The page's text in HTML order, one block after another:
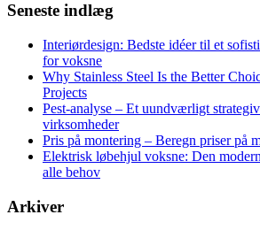
Seneste indlæg
Interiørdesign: Bedste idéer til et
for voksne
Why Stainless Steel Is the Better
Projects
Pest-analyse – Et uundværligt
virksomheder
Pris på montering – Beregn priser på
Elektrisk løbehjul voksne: Den
alle behov
Arkiver